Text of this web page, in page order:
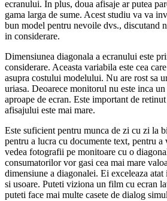
ecranului. In plus, doua afisaje ar putea
gama larga de sume. Acest studiu va va
bun model pentru nevoile dvs., discutand
in considerare.
Dimensiunea diagonala a ecranului este
considerare. Aceasta variabila este cea
asupra costului modelului. Nu are rost sa
uriasa. Deoarece monitorul nu este inca
aproape de ecran. Este important de
afisajului este mai mare.
Este suficient pentru munca de zi cu zi la
pentru a lucra cu documente text, pentru
vedea fotografii pe monitoare cu o
consumatorilor vor gasi cea mai mare
dimensiune a diagonalei. Ei exceleaza
si usoare. Puteti viziona un film cu ecran
puteti face mai multe casete de dialog